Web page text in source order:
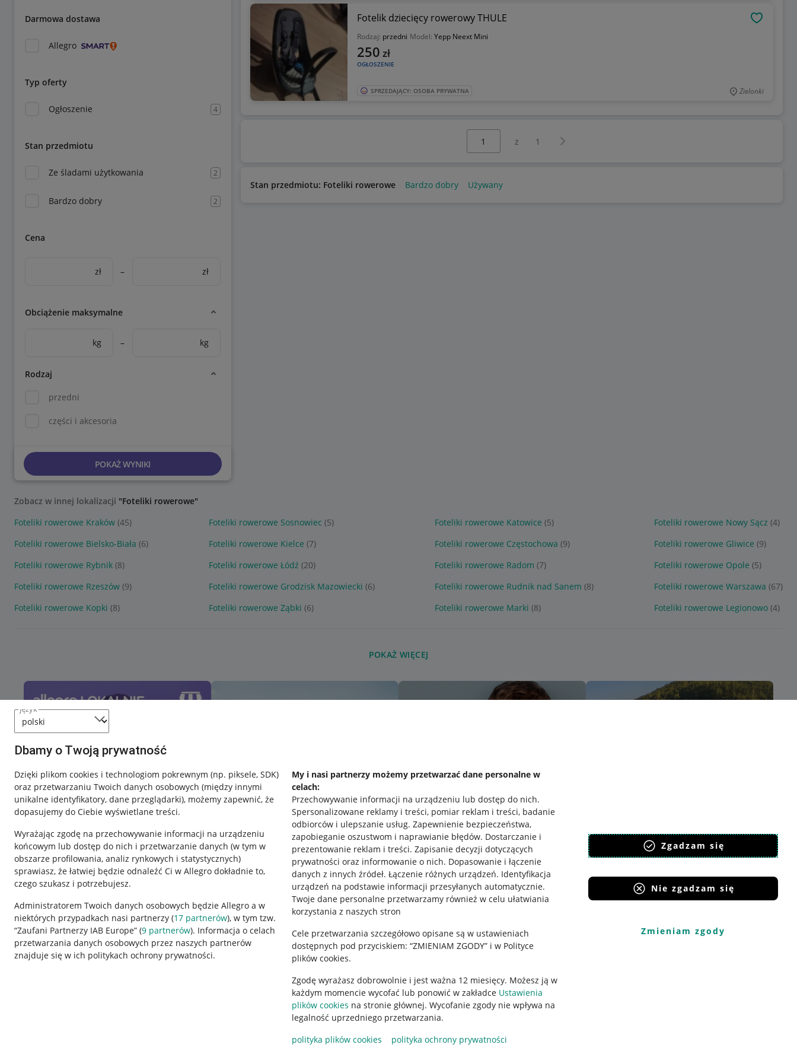
język
Dbamy o Twoją prywatność
Dzięki plikom cookies i technologiom pokrewnym (np. piksele, SDK)
oraz przetwarzaniu Twoich danych osobowych (między innymi
unikalne identyfikatory, dane przeglądarki), możemy zapewnić, że
dopasujemy do Ciebie wyświetlane treści.
Wyrażając zgodę na przechowywanie informacji na urządzeniu
końcowym lub dostęp do nich i przetwarzanie danych (w tym w
obszarze profilowania, analiz rynkowych i statystycznych)
sprawiasz, że łatwiej będzie odnaleźć Ci w Allegro dokładnie to,
czego szukasz i potrzebujesz.
Administratorem Twoich danych osobowych będzie Allegro a w
niektórych przypadkach nasi partnerzy (17 partnerów), w tym tzw.
“Zaufani Partnerzy IAB Europe” (9 partnerów). Informacja o celach
przetwarzania danych osobowych przez naszych partnerów
znajduje się w ich politykach ochrony prywatności.
My i nasi partnerzy możemy przetwarzać dane personalne w
celach:
Przechowywanie informacji na urządzeniu lub dostęp do nich.
Spersonalizowane reklamy i treści, pomiar reklam i treści, badanie
odbiorców i ulepszanie usług. Zapewnienie bezpieczeństwa,
zapobieganie oszustwom i naprawianie błędów. Dostarczanie i
prezentowanie reklam i treści. Zapisanie decyzji dotyczących
prywatności oraz informowanie o nich. Dopasowanie i łączenie
danych z innych źródeł. Łączenie różnych urządzeń. Identyfikacja
urządzeń na podstawie informacji przesyłanych automatycznie.
Twoje dane personalne przetwarzamy również w celu ułatwiania
korzystania z naszych stron
Cele przetwarzania szczegółowo opisane są w ustawieniach
dostępnych pod przyciskiem: “ZMIENIAM ZGODY” i w Polityce
plików cookies.
Zgodę wyrażasz dobrowolnie i jest ważna 12 miesięcy. Możesz ją w
każdym momencie wycofać lub ponowić w zakładce Ustawienia
plików cookies na stronie głównej. Wycofanie zgody nie wpływa na
legalność uprzedniego przetwarzania.
polityka plików cookies
polityka ochrony prywatności
Zgadzam się
Nie zgadzam się
Zmieniam zgody
Darmowa dostawa
Allegro
Typ oferty
Ogłoszenie 4
Stan przedmiotu
Ze śladami użytkowania 2
Bardzo dobry 2
Cena
zł – zł
Obciążenie maksymalne
kg – kg
Rodzaj
przedni
części i akcesoria
POKAŻ WYNIKI
Fotelik dziecięcy rowerowy THULE
Rodzaj: przedni Model: Yepp Neext Mini
OGŁOSZENIE
250 zł
SPRZEDAJĄCY: OSOBA PRYWATNA Zielonki
z 1 Następna strona
Stan przedmiotu: Foteliki rowerowe Bardzo dobry Używany
Zobacz w innej lokalizacji "Foteliki rowerowe"
Foteliki rowerowe Kraków (45) Foteliki rowerowe Sosnowiec (5) Foteliki rowerowe Katowice (5) Foteliki rowerowe Nowy Sącz (4)
Foteliki rowerowe Bielsko-Biała (6) Foteliki rowerowe Kielce (7) Foteliki rowerowe Częstochowa (9) Foteliki rowerowe Gliwice (9)
Foteliki rowerowe Rybnik (8) Foteliki rowerowe Łódź (20) Foteliki rowerowe Radom (7) Foteliki rowerowe Opole (5)
Foteliki rowerowe Rzeszów (9) Foteliki rowerowe Grodzisk Mazowiecki (6) Foteliki rowerowe Rudnik nad Sanem (8) Foteliki rowerowe Warszawa (67)
Foteliki rowerowe Kopki (8) Foteliki rowerowe Ząbki (6) Foteliki rowerowe Marki (8) Foteliki rowerowe Legionowo (4)
POKAŻ WIĘCEJ
Przydatne informacje
Jak to działa
Napisz do nas
Allegro Gadane dla sprzedających
Regulamin
Polityka plików "cookies"
Ustawienia plików "cookies"
Udostępnianie lokalizacji
Informacje dla Aktu o Usługach Cyfrowych
Pobierz aplikację